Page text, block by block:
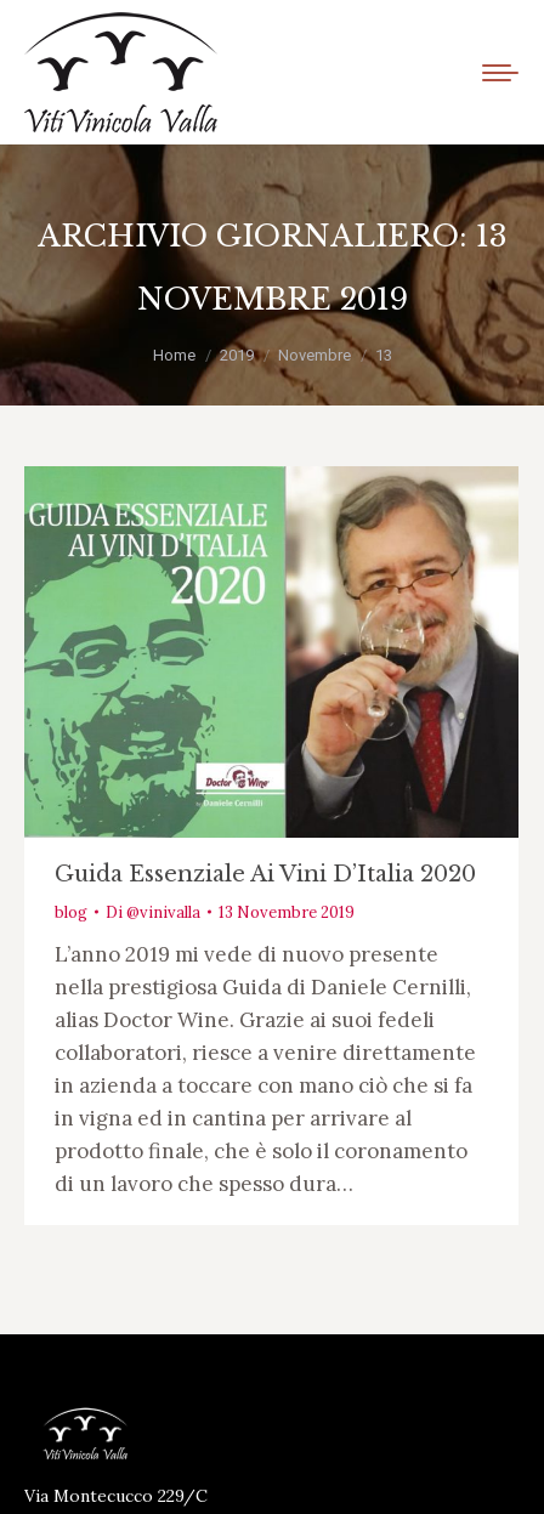
ARCHIVIO GIORNALIERO:13
NOVEMBRE 2019
Tu sei qui:
Home 2019 Novembre 13
Guida Essenziale Ai Vini D’Italia 2020
blog Di@vinivalla 13 Novembre 2019
L’anno 2019 mi vede di nuovo presente
nella prestigiosa Guida di Daniele Cernilli,
alias Doctor Wine. Grazie ai suoi fedeli
collaboratori, riesce a venire direttamente
in azienda a toccare con mano ciò che si fa
in vigna ed in cantina per arrivare al
prodotto finale, che è solo il coronamento
di un lavoro che spesso dura…
Via Montecucco 229/C